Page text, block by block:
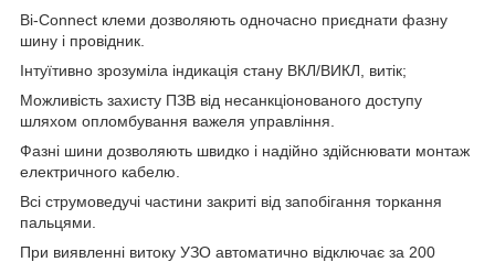
Bi-Connect клеми дозволяють одночасно приєднати фазну
шину і провідник.
Інтуїтивно зрозуміла індикація стану ВКЛ/ВИКЛ, витік;
Можливість захисту ПЗВ від несанкціонованого доступу
шляхом опломбування важеля управління.
Фазні шини дозволяють швидко і надійно здійснювати монтаж
електричного кабелю.
Всі струмоведучі частини закриті від запобігання торкання
пальцями.
При виявленні витоку УЗО автоматично відключає за 200